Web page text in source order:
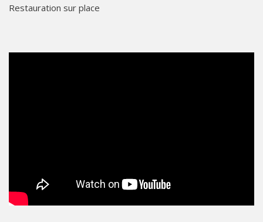
Restauration sur place
data-video='